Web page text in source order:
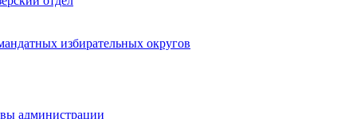
избирательных округов
администрации